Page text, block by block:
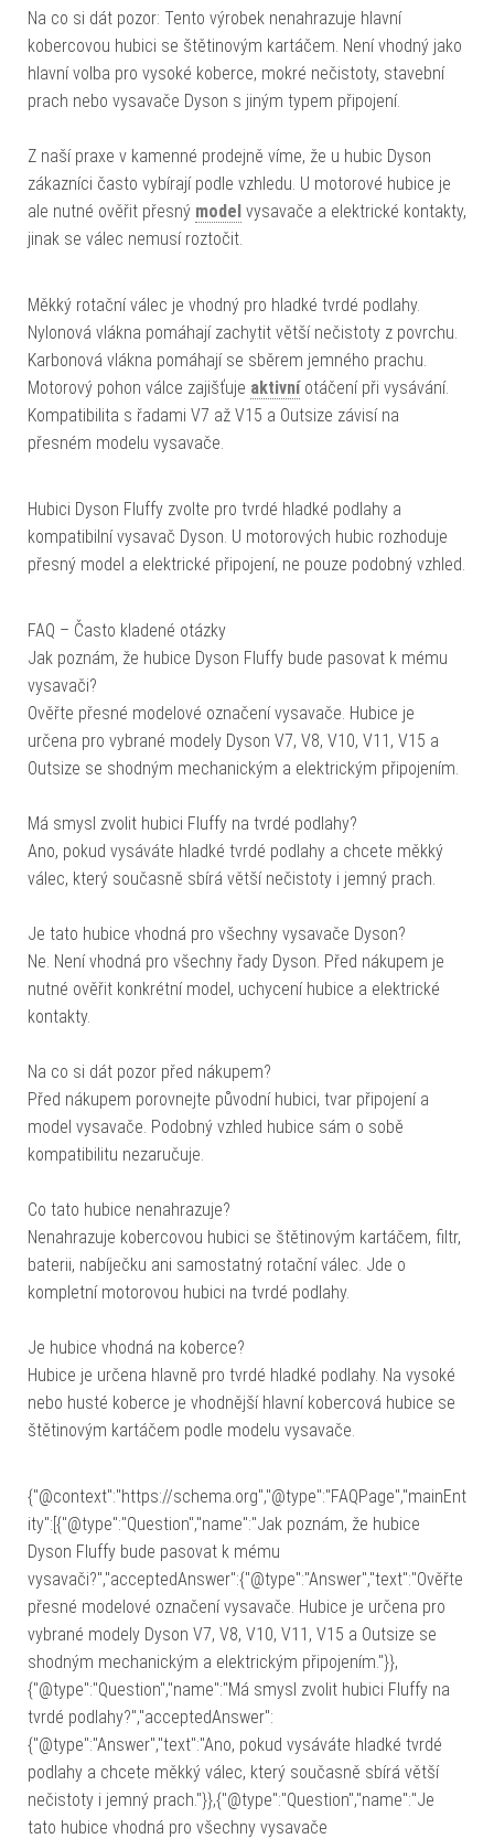
Na co si dát pozor: Tento výrobek nenahrazuje hlavní
kobercovou hubici se štětinovým kartáčem. Není vhodný jako
hlavní volba pro vysoké koberce, mokré nečistoty, stavební
prach nebo vysavače Dyson s jiným typem připojení.
Z naší praxe v kamenné prodejně víme, že u hubic Dyson
zákazníci často vybírají podle vzhledu. U motorové hubice je
ale nutné ověřit přesný model vysavače a elektrické kontakty,
jinak se válec nemusí roztočit.
Měkký rotační válec je vhodný pro hladké tvrdé podlahy.
Nylonová vlákna pomáhají zachytit větší nečistoty z povrchu.
Karbonová vlákna pomáhají se sběrem jemného prachu.
Motorový pohon válce zajišťuje aktivníotáčení při vysávání.
Kompatibilita s řadami V7 až V15 a Outsize závisí na
přesném modelu vysavače.
Hubici Dyson Fluffy zvolte pro tvrdé hladké podlahy a
kompatibilní vysavač Dyson. U motorových hubic rozhoduje
přesný model a elektrické připojení, ne pouze podobný vzhled.
FAQ – Často kladené otázky
Jak poznám, že hubice Dyson Fluffy bude pasovat k mému
vysavači?
Ověřte přesné modelové označení vysavače. Hubice je
určena pro vybrané modely Dyson V7, V8, V10, V11, V15 a
Outsize se shodným mechanickým a elektrickým připojením.
Má smysl zvolit hubici Fluffy na tvrdé podlahy?
Ano, pokud vysáváte hladké tvrdé podlahy a chcete měkký
válec, který současně sbírá větší nečistoty i jemný prach.
Je tato hubice vhodná pro všechny vysavače Dyson?
Ne. Není vhodná pro všechny řady Dyson. Před nákupem je
nutné ověřit konkrétní model, uchycení hubice a elektrické
kontakty.
Na co si dát pozor před nákupem?
Před nákupem porovnejte původní hubici, tvar připojení a
model vysavače. Podobný vzhled hubice sám o sobě
kompatibilitu nezaručuje.
Co tato hubice nenahrazuje?
Nenahrazuje kobercovou hubici se štětinovým kartáčem, filtr,
baterii, nabíječku ani samostatný rotační válec. Jde o
kompletní motorovou hubici na tvrdé podlahy.
Je hubice vhodná na koberce?
Hubice je určena hlavně pro tvrdé hladké podlahy. Na vysoké
nebo husté koberce je vhodnější hlavní kobercová hubice se
štětinovým kartáčem podle modelu vysavače.
{"@context":"https://schema.org","@type":"FAQPage","mainEnt
ity":[{"@type":"Question","name":"Jak poznám, že hubice
Dyson Fluffy bude pasovat k mému
vysavači?","acceptedAnswer":{"@type":"Answer","text":"Ověřte
přesné modelové označení vysavače. Hubice je určena pro
vybrané modely Dyson V7, V8, V10, V11, V15 a Outsize se
shodným mechanickým a elektrickým připojením."}},
{"@type":"Question","name":"Má smysl zvolit hubici Fluffy na
tvrdé podlahy?","acceptedAnswer":
{"@type":"Answer","text":"Ano, pokud vysáváte hladké tvrdé
podlahy a chcete měkký válec, který současně sbírá větší
nečistoty i jemný prach."}},{"@type":"Question","name":"Je
tato hubice vhodná pro všechny vysavače